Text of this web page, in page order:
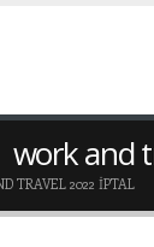
work and
TRAVEL 2022 IPTAL